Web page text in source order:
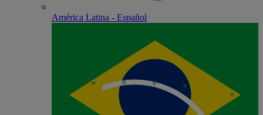
América Latina - Español